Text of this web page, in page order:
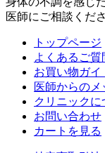
医師にご相談くださ
トップページ
よくあるご質
お買い物ガイ
医師からのメ
クリニックに
お問い合わせ
カートを見る